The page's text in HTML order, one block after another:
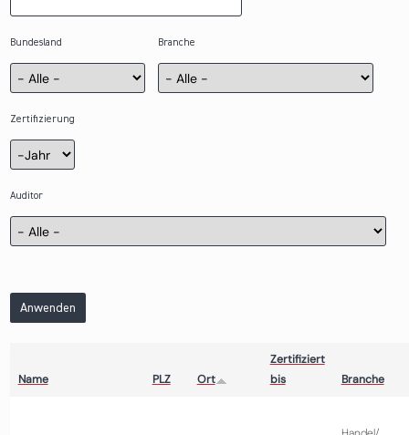
Bundesland Branche
Zertifizierung
Zertifizierung
Jahr
Auditor
Anwenden
Name PLZ Ort
Zertifiziert
bis
Branche